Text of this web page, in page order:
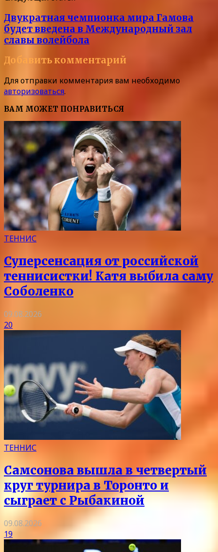
Двукратная чемпионка мира Гамова
будет введена в Международный зал
славы волейбола
Добавить комментарий
Для отправки комментария вам необходимо
авторизоваться.
ВАМ МОЖЕТ ПОНРАВИТЬСЯ
ТЕННИС
Суперсенсация от российской
теннисистки! Катя выбила саму
Соболенко
09.08.2026
20
ТЕННИС
Самсонова вышла в четвертый
круг турнира в Торонто и
сыграет с Рыбакиной
09.08.2026
19